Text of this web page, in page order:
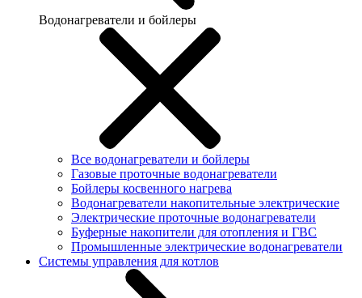
Водонагреватели и бойлеры
Все водонагреватели и бойлеры
Газовые проточные водонагреватели
Бойлеры косвенного нагрева
Водонагреватели накопительные электрические
Электрические проточные водонагреватели
Буферные накопители для отопления и ГВС
Промышленные электрические водонагреватели
Системы управления для котлов